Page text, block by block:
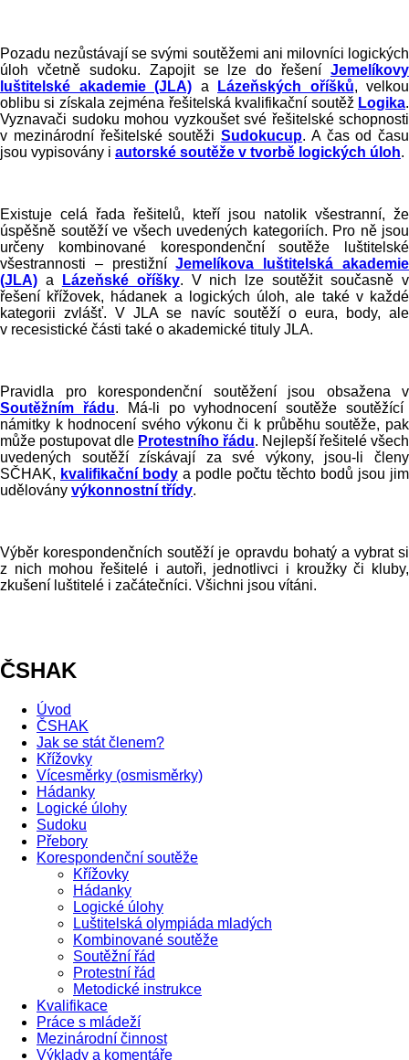
Pozadu nezůstávají se svými soutěžemi ani milovníci logických
úloh včetně sudoku. Zapojit se lze do řešení Jemelíkovy
luštitelské akademie (JLA) a Lázeňských oříšků, velkou
oblibu si získala zejména řešitelská kvalifikační soutěž Logika.
Vyznavači sudoku mohou vyzkoušet své řešitelské schopnosti
v mezinárodní řešitelské soutěži Sudokucup. A čas od času
jsou vypisovány i autorské soutěže v tvorbě logických úloh.
Existuje celá řada řešitelů, kteří jsou natolik všestranní, že
úspěšně soutěží ve všech uvedených kategoriích. Pro ně jsou
určeny kombinované korespondenční soutěže luštitelské
všestrannosti – prestižníJemelíkova luštitelská akademie
(JLA) a Lázeňské oříšky. V nich lze soutěžit současně v
řešení křížovek, hádanek a logických úloh, ale také v každé
kategorii zvlášť. V JLA se navíc soutěží o eura, body, ale
v recesistické části také o akademické tituly JLA.
Pravidla pro korespondenční soutěžení jsou obsažena v
Soutěžním řádu.
Má-li po vyhodnocení soutěže soutěžící
námitky k hodnocení svého výkonu či k průběhu soutěže, pak
může postupovat dle Protestního řádu. Nejlepší řešitelé všech
uvedených soutěží získávají za své výkony, jsou-li členy
SČHAK, kvalifikační body a podle počtu těchto bodů jsou jim
udělovány výkonnostní třídy.
Výběr korespondenčních soutěží je opravdu bohatý a vybrat si
z nich mohou řešitelé i autoři, jednotlivci i kroužky či kluby,
zkušení luštitelé i začátečníci. Všichni jsou vítáni.
ČSHAK
Úvod
ČSHAK
Jak se stát členem?
Křížovky
Vícesměrky (osmisměrky)
Hádanky
Logické úlohy
Sudoku
Přebory
Korespondenční soutěže
Křížovky
Hádanky
Logické úlohy
Luštitelská olympiáda mladých
Kombinované soutěže
Soutěžní řád
Protestní řád
Metodické instrukce
Kvalifikace
Práce s mládeží
Mezinárodní činnost
Výklady a komentáře